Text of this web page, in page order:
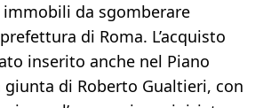
da sgomberare
di Roma. L’acquisto
inserito anche nel Piano
giunta di Roberto Gualtieri, con